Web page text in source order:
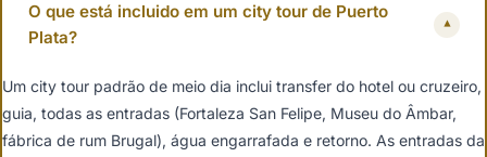
O que está incluido em um city tour de Puerto
Plata?
▾
Um city tour padrão de meio dia inclui transfer do hotel ou cruzeiro,
guia, todas as entradas (Fortaleza San Felipe, Museu do Âmbar,
fábrica de rum Brugal), água engarrafada e retorno. As entradas da